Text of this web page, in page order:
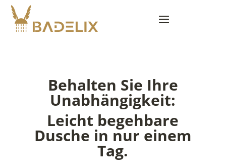
Behalten Sie Ihre
Unabhängigkeit:
Leicht begehbare
Dusche in nur einem
Tag.